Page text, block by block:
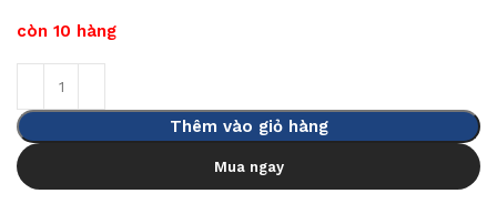
còn 10 hàng
Thêm vào giỏ hàng
Mua ngay